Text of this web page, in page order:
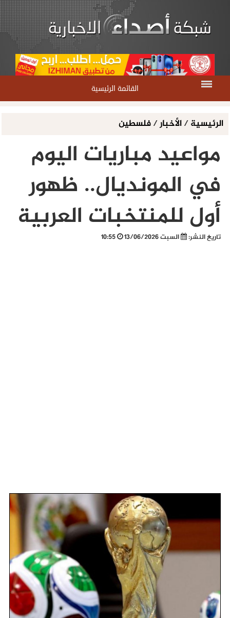
القائمة الرئيسية
الرئيسية/الأخبار/فلسطين
مواعيد مباريات اليوم
في المونديال.. ظهور
أول للمنتخبات العربية
تاريخ النشر: السبت 13/06/2026